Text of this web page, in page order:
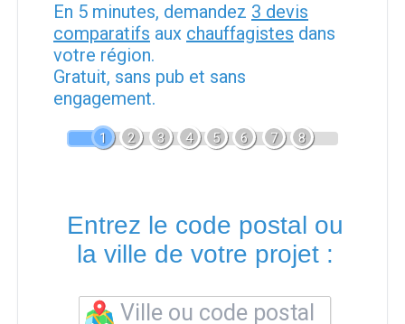
En 5 minutes, demandez 3 devis
comparatifs aux chauffagistes dans
votre région.
Gratuit, sans pub et sans
engagement.
1 2 3 4 5 6 7 8
Entrez le code postal ou
la ville de votre projet :